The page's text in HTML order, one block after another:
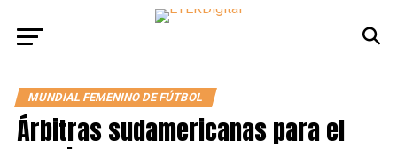
MUNDIAL FEMENINO DE FÚTBOL
Árbitras sudamericanas para el